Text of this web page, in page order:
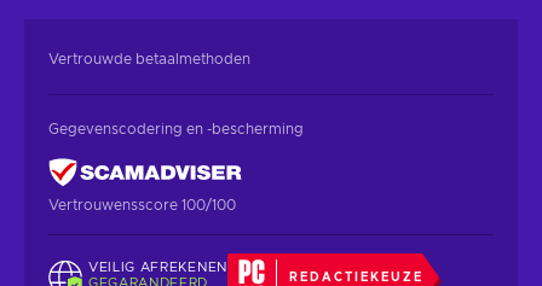
Vertrouwde betaalmethoden
Gegevenscodering en -bescherming
Vertrouwensscore 100/100
VEILIG AFREKENEN
GEGARANDEERD
REDACTIEKEUZE